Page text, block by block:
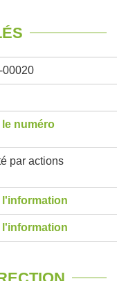
00020
numéro
par actions
l'information
l'information